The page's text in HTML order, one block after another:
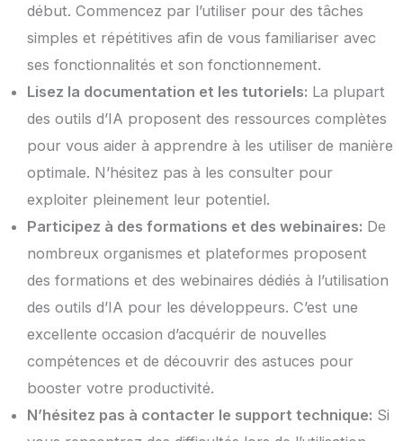
début. Commencez par l’utiliser pour des tâches
simples et répétitives afin de vous familiariser avec
ses fonctionnalités et son fonctionnement.
Lisez la documentation et les tutoriels: La plupart
des outils d’IA proposent des ressources complètes
pour vous aider à apprendre à les utiliser de manière
optimale. N’hésitez pas à les consulter pour
exploiter pleinement leur potentiel.
Participez à des formations et des webinaires: De
nombreux organismes et plateformes proposent
des formations et des webinaires dédiés à l’utilisation
des outils d’IA pour les développeurs. C’est une
excellente occasion d’acquérir de nouvelles
compétences et de découvrir des astuces pour
booster votre productivité.
N’hésitez pas à contacter le support technique: Si